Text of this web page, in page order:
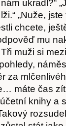
Akce
ukradl?“
„Nuže,
chcete,
mu
muži si
za
máte čas
knihy a